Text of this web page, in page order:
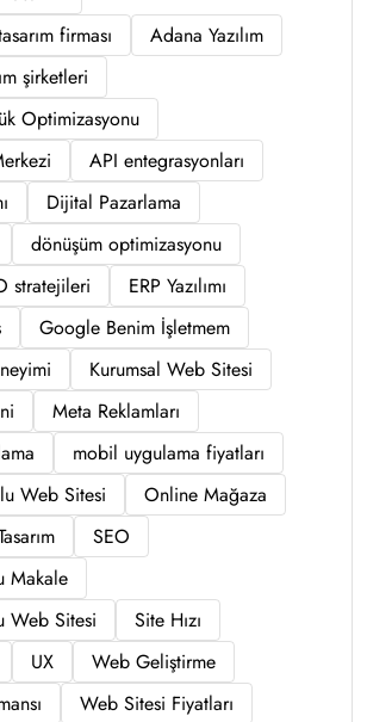
firması
Adana Yazılım
şirketleri
Optimizasyonu
API entegrasyonları
Dijital Pazarlama
dönüşüm optimizasyonu
stratejileri
ERP Yazılımı
Google Benim İşletmem
Kurumsal Web Sitesi
Meta Reklamları
mobil uygulama fiyatları
Web Sitesi
Online Mağaza
SEO
Makale
Web Sitesi
Site Hızı
UX
Web Geliştirme
Web Sitesi Fiyatları